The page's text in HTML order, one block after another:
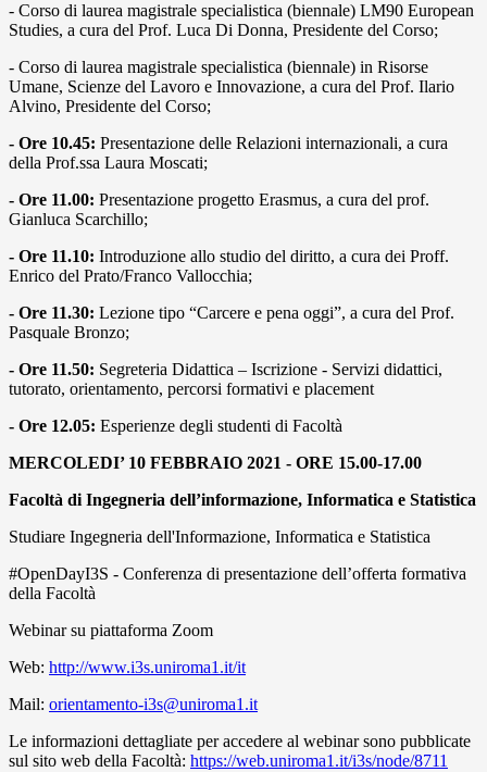
- Corso di laurea magistrale specialistica (biennale) LM90 European
Studies, a cura del Prof. Luca Di Donna, Presidente del Corso;
- Corso di laurea magistrale specialistica (biennale) in Risorse
Umane, Scienze del Lavoro e Innovazione, a cura del Prof. Ilario
Alvino, Presidente del Corso;
- Ore 10.45: Presentazione delle Relazioni internazionali, a cura
della Prof.ssa Laura Moscati;
- Ore 11.00: Presentazione progetto Erasmus, a cura del prof.
Gianluca Scarchillo;
- Ore 11.10: Introduzione allo studio del diritto, a cura dei Proff.
Enrico del Prato/Franco Vallocchia;
- Ore 11.30: Lezione tipo “Carcere e pena oggi”, a cura del Prof.
Pasquale Bronzo;
- Ore 11.50: Segreteria Didattica – Iscrizione - Servizi didattici,
tutorato, orientamento, percorsi formativi e placement
- Ore 12.05: Esperienze degli studenti di Facoltà
MERCOLEDI’ 10 FEBBRAIO 2021 - ORE 15.00-17.00
Facoltà di Ingegneria dell’informazione, Informatica e Statistica
Studiare Ingegneria dell'Informazione, Informatica e Statistica
#OpenDayI3S - Conferenza di presentazione dell’offerta formativa
della Facoltà
Webinar su piattaforma Zoom
Web: http://www.i3s.uniroma1.it/it
Mail: orientamento-i3s@uniroma1.it
Le informazioni dettagliate per accedere al webinar sono pubblicate
sul sito web della Facoltà: https://web.uniroma1.it/i3s/node/8711